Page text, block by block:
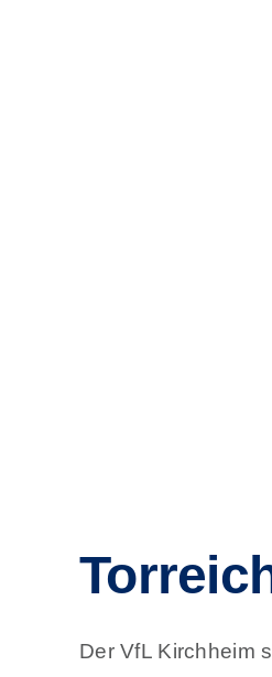
Der VfL Kirchheim